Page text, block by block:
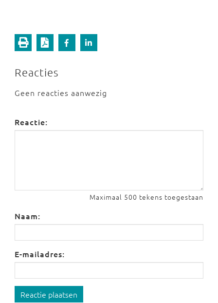
Reacties
Geen reacties aanwezig
Reactie:
Maximaal 500 tekens toegestaan
Naam:
E-mailadres:
Reactie plaatsen